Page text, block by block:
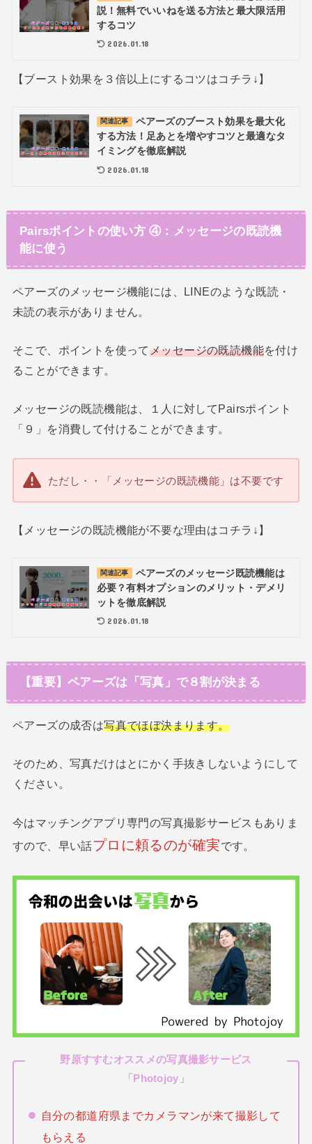
説！無料でいいねを送る方法と最大限活用
するコツ
2026.01.18
【ブースト効果を３倍以上にするコツはコチラ↓】
関連記事
ペアーズのブースト効果を最大化
する方法！足あとを増やすコツと最適なタ
イミングを徹底解説
2026.01.18
Pairsポイントの使い方 ④：メッセージの既読機
能に使う
ペアーズのメッセージ機能には、LINEのような既読・
未読の表示がありません。
そこで、ポイントを使ってメッセージの既読機能を付け
ることができます。
メッセージの既読機能は、１人に対してPairsポイント
「９」を消費して付けることができます。
ただし・・「メッセージの既読機能」は不要です
【メッセージの既読機能が不要な理由はコチラ↓】
関連記事
ペアーズのメッセージ既読機能は
必要？有料オプションのメリット・デメリ
ットを徹底解説
2026.01.18
【重要】ペアーズは「写真」で８割が決まる
ペアーズの成否は写真でほぼ決まります。
そのため、写真だけはとにかく手抜きしないようにして
ください。
今はマッチングアプリ専門の写真撮影サービスもありま
すので、早い話プロに頼るのが確実です。
野原すすむオススメの写真撮影サービス
「 Photojoy 」
自分の都道府県までカメラマンが来て撮影して
もらえる